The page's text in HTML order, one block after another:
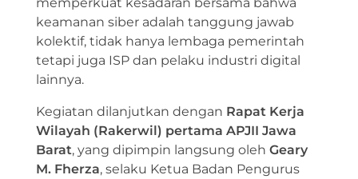
memperkuat kesadaran bersama bahwa
keamanan siber adalah tanggung jawab
kolektif, tidak hanya lembaga pemerintah
tetapi juga ISP dan pelaku industri digital
lainnya.
Kegiatan dilanjutkan dengan Rapat Kerja
Wilayah (Rakerwil) pertama APJII Jawa
Barat, yang dipimpin langsung oleh Geary
M. Fherza, selaku Ketua Badan Pengurus